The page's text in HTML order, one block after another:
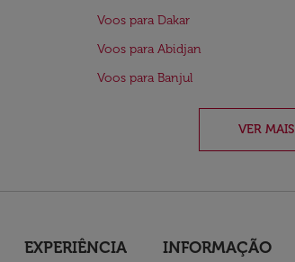
Voos para Dakar
Voos para Abidjan
Voos para Banjul
VER MAIS
EXPERIÊNCIA INFORMAÇÃO